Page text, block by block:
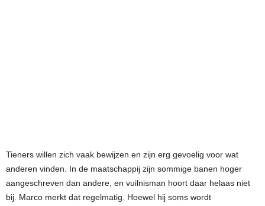
Tieners willen zich vaak bewijzen en zijn erg gevoelig voor wat
anderen vinden. In de maatschappij zijn sommige banen hoger
aangeschreven dan andere, en vuilnisman hoort daar helaas niet
bij. Marco merkt dat regelmatig. Hoewel hij soms wordt